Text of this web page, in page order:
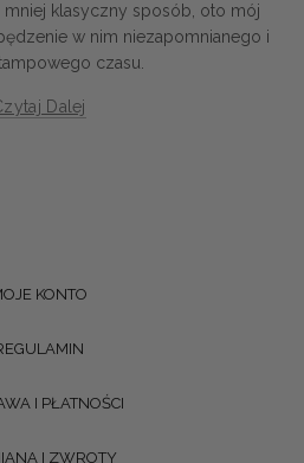
mniej klasyczny sposób, oto mój
w nim niezapomnianego i
czasu.
Dalej
KONTO
I PŁATNOŚCI
I ZWROTY